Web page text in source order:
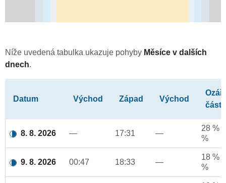
Níže uvedená tabulka ukazuje pohyby Měsíce v dalších
dnech.
Datum Východ Západ Východ
část
8. 8. 2026 — 17:31 —
28 %
%
9. 8. 2026 00:47 18:33 —
18 %
%